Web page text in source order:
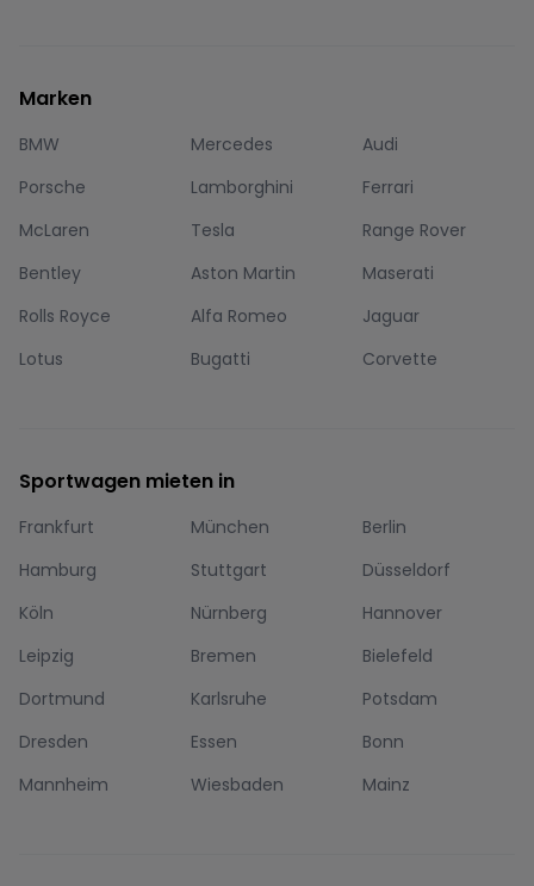
Marken
BMW Mercedes
Audi
Porsche
Lamborghini
Ferrari
McLaren
Tesla
Range Rover
Bentley
Aston Martin
Maserati
Rolls Royce
Alfa Romeo
Jaguar
Lotus
Bugatti Corvette
Sportwagen mieten in
Frankfurt München
Berlin
Hamburg
Stuttgart
Düsseldorf
Köln
Nürnberg
Hannover
Leipzig
Bremen
Bielefeld
Dortmund
Karlsruhe
Potsdam
Dresden
Essen
Bonn
Mannheim
Wiesbaden Mainz